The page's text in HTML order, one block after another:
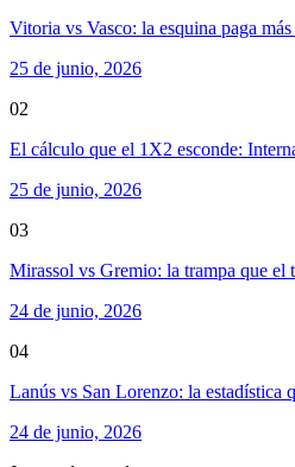
Vitoria vs Vasco: la esquina paga
25 de junio, 2026
02
El cálculo que el 1X2 esconde:
25 de junio, 2026
03
Mirassol vs Gremio: la trampa que el
24 de junio, 2026
04
Lanús vs San Lorenzo: la estadística
24 de junio, 2026